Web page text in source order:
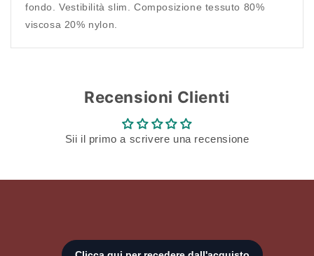
fondo. Vestibilità slim. Composizione tessuto 80%
viscosa 20% nylon.
Recensioni Clienti
Sii il primo a scrivere una recensione